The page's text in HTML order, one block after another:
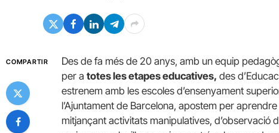
COMPARTIR
Des de fa més de 20 anys, amb un equip
per a totes les etapes educatives, des
estrenem amb les escoles d’ensenyament
l’Ajuntament de Barcelona, apostem per
mitjançant activitats manipulatives, d’observació